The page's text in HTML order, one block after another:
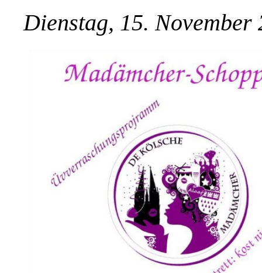
Dienstag, 15. November